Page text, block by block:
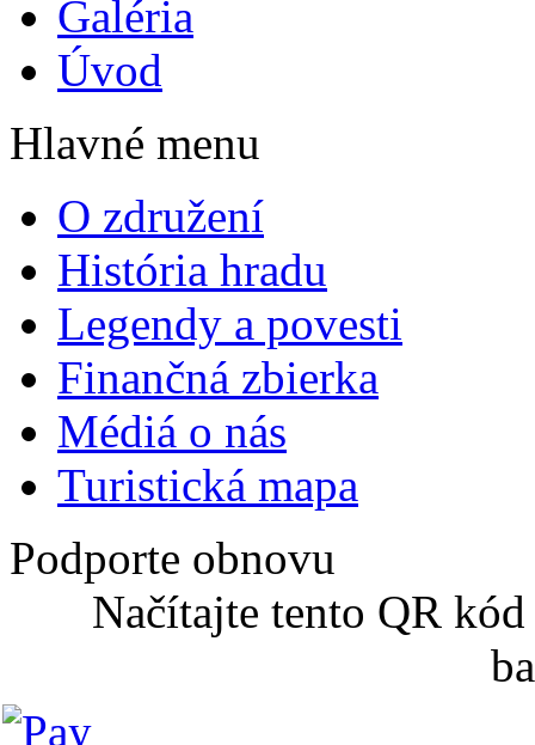
Galéria
Úvod
Hlavné menu
O združení
História hradu
Legendy a povesti
Finančná zbierka
Médiá o nás
Turistická mapa
Podporte obnovu
Načítajte tento QR